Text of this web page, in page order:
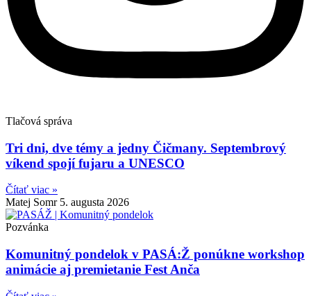
Tlačová správa
Tri dni, dve témy a jedny Čičmany. Septembrový
víkend spojí fujaru a UNESCO
Čítať viac »
Matej Somr 5. augusta 2026
Pozvánka
Komunitný pondelok v PASÁ:Ž ponúkne workshop
animácie aj premietanie Fest Anča